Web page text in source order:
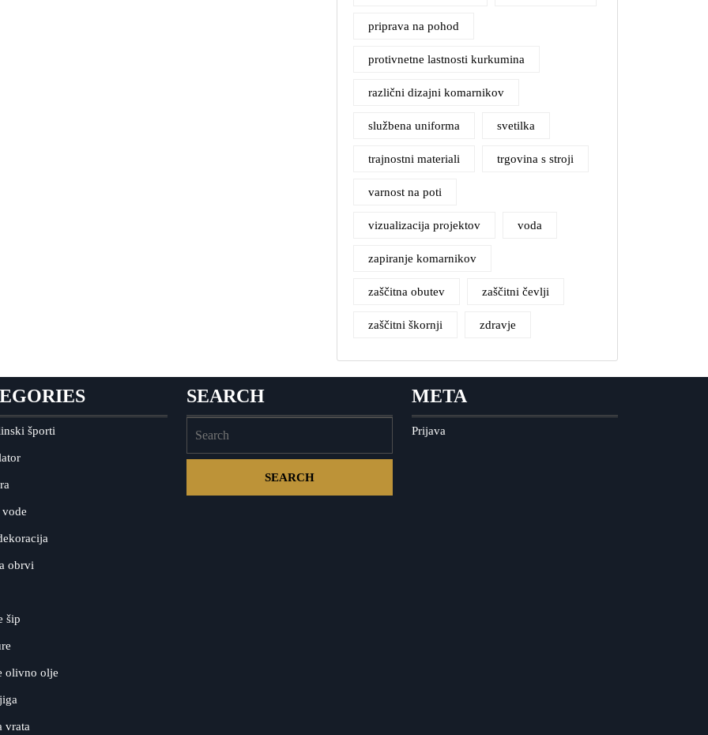
priprava na pohod
protivnetne lastnosti kurkumina
različni dizajni komarnikov
službena uniforma svetilka
trajnostni materiali trgovina s stroji
varnost na poti
vizualizacija projektov voda
zapiranje komarnikov
zaščitna obutev zaščitni čevlji
zaščitni škornji zdravje
športi
obrvi
šip
olivno olje
vrata
SEARCH META
Prijava